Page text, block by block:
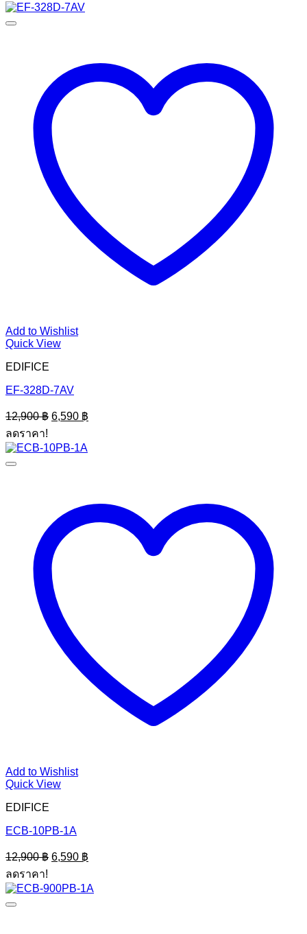
12,900 ฿.
Add to Wishlist
Quick View
EDIFICE
EF-328D-7AV
12,900฿ Original
price
12,900 ฿.
6,590 ฿
price
ลดราคา!
Add to Wishlist
Quick View
EDIFICE
ECB-10PB-1A
12,900฿ Original
price
12,900 ฿.
6,590 ฿
price
6,590 ฿.
ลดราคา!